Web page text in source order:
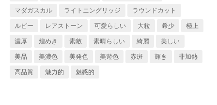
マダガスカル ライトニングリッジ
ラウンドカット
ルビー
レアストーン 可愛らしい 大粒 希少
極上
濃厚
煌めき 素敵 素晴らしい 綺麗
美しい
美品
美濃色 美発色 美遊色 赤斑 輝き
非加熱
高品質
魅力的 魅惑的